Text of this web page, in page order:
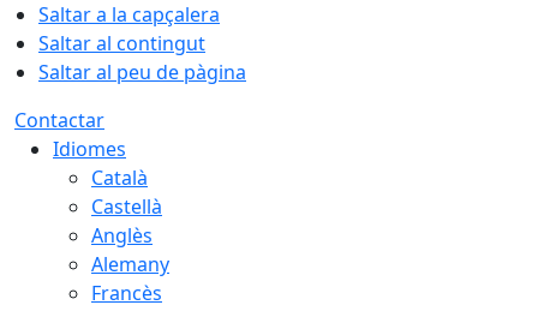
Saltar a la capçalera
Saltar al contingut
Saltar al peu de pàgina
Contactar
Idiomes
Català
Castellà
Anglès
Alemany
Francès